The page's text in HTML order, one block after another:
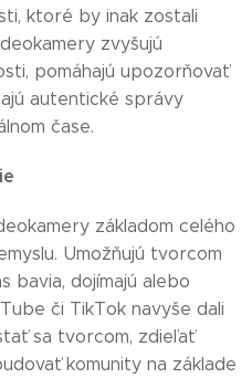
ktoré by inak zostali
zvyšujú
pomáhajú upozorňovať
autentické správy
čase.
základom celého
Umožňujú tvorcom
bavia, dojímajú alebo
či TikTok navyše dali
sa tvorcom, zdieľať
komunity na základe